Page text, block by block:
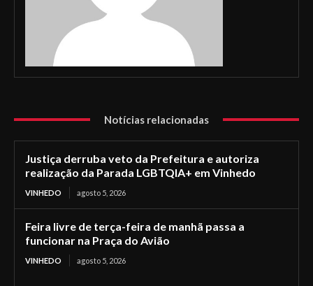
Notícias relacionadas
Justiça derruba veto da Prefeitura e autoriza
realização da Parada LGBTQIA+ em Vinhedo
VINHEDO agosto 5, 2026
Feira livre de terça-feira de manhã passa a
funcionar na Praça do Avião
VINHEDO agosto 5, 2026